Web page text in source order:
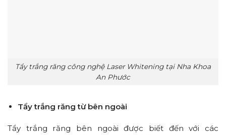
Tẩy trắng răng công nghệ Laser Whitening tại Nha Khoa
An Phước
Tẩy trắng răng từ bên ngoài
Tẩy trắng răng bên ngoài được biết đến với các